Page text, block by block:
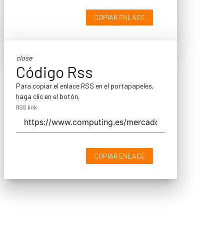
COPIAR ENLACE
close
Código Rss
Para copiar el enlace RSS en el portapapeles,
haga clic en el botón.
RSS link
COPIAR ENLACE